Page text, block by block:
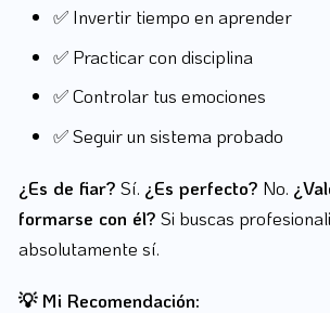
✅ Invertir tiempo en aprender
✅ Practicar con disciplina
✅ Controlar tus emociones
✅ Seguir un sistema probado
¿Es de fiar? Sí. ¿Es perfecto? No.
formarse con él? Si buscas
absolutamente sí.
💡 Mi Recomendación: